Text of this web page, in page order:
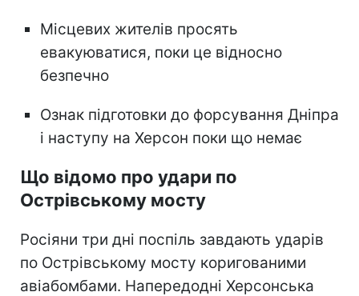
Місцевих жителів просять
евакуюватися, поки це відносно
безпечно
Ознак підготовки до форсування Дніпра
і наступу на Херсон поки що немає
Що відомо про удари по
Острівському мосту
Росіяни три дні поспіль завдають ударів
по Острівському мосту коригованими
авіабомбами. Напередодні Херсонська